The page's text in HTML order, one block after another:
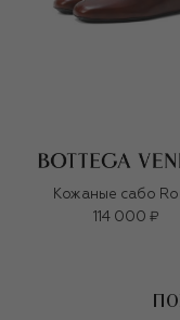
Кожаные сабо
114 000 ₽